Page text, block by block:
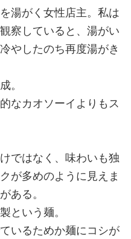
湯がく女性店主。私は
察していると、湯がい
やしたのち再度湯がき
。
なカオソーイよりもス
ではなく、味わいも独
が多めのように見えま
ある。
という麺。
いるためか麺にコシが